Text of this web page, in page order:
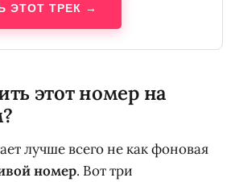
ЭТОТ ТРЕК →
этот номер на
лучше всего не как фоновая
номер. Вот три